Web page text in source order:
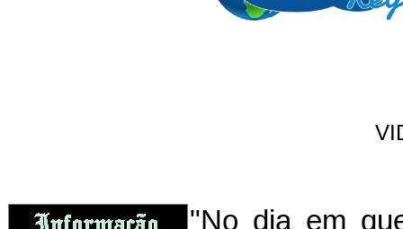
"No dia em